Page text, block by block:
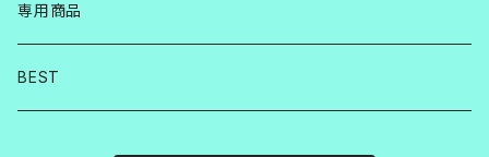
専用商品
BEST